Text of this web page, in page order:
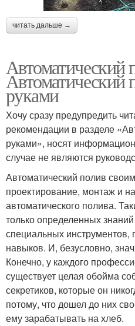
читать дальше →
Автоматический
Автоматический
руками
Хочу сразу предупредить
рекомендации в разделе
руками», носят
случае не являются
Автоматический полив
проектирование, монтаж и
автоматического полива.
только определенных
специальных
навыков. И, безусловно,
Конечно, у каждого
существует целая обойма
секретиков, которые он
потому, что дошел до них
ему зарабатывать на хлеб.